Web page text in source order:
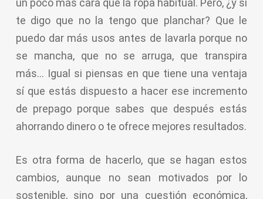
un poco más cara que la ropa habitual. Pero, ¿y si
te digo que no la tengo que planchar? Que le
puedo dar más usos antes de lavarla porque no
se mancha, que no se arruga, que transpira
más… Igual si piensas en que tiene una ventaja
sí que estás dispuesto a hacer ese incremento
de prepago porque sabes que después estás
ahorrando dinero o te ofrece mejores resultados.
Es otra forma de hacerlo, que se hagan estos
cambios, aunque no sean motivados por lo
sostenible, sino por una cuestión económica,